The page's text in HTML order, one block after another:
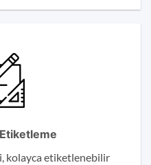
kolayca etiketlenebilir